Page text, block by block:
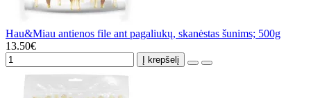
Hau&Miau antienos file ant pagaliukų, skanėstas šunims; 500g
13.50€
Į krepšelį